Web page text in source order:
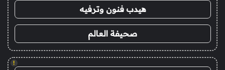
هيدب فنون وترفيه
صحيفة العالم
!